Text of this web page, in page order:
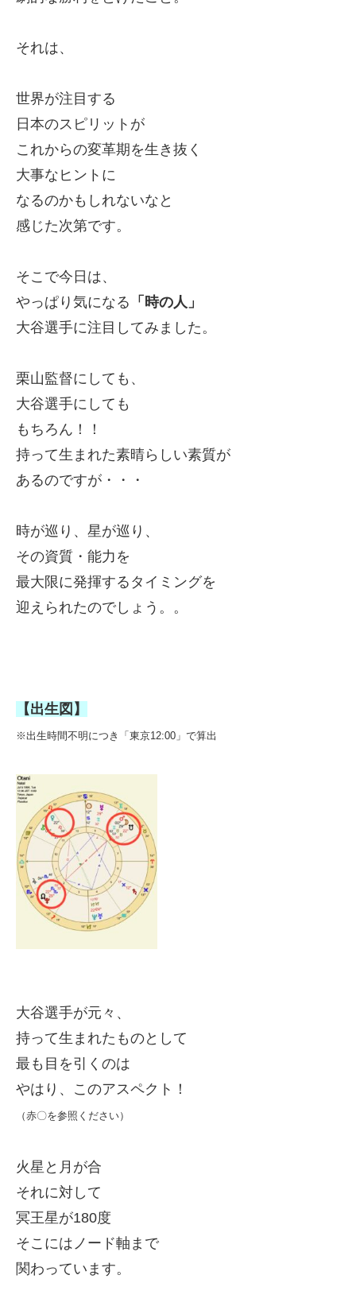
それは、
世界が注目する
日本のスピリットが
これからの変革期を生き抜く
大事なヒントに
なるのかもしれないなと
感じた次第です。
そこで今日は、
やっぱり気になる 「時の人」
大谷選手に注目してみました。
栗山監督にしても、
大谷選手にしても
もちろん！！
持って生まれた素晴らしい素質が
あるのですが・・・
時が巡り、星が巡り、
その資質・能力を
最大限に発揮するタイミングを
迎えられたのでしょう。。
【出生図】
※出生時間不明につき「東京12:00」で算出
大谷選手が元々、
持って生まれたものとして
最も目を引くのは
やはり、このアスペクト！
（赤〇を参照ください）
火星と月が合
それに対して
冥王星が180度
そこには ノード軸まで
関わっています。